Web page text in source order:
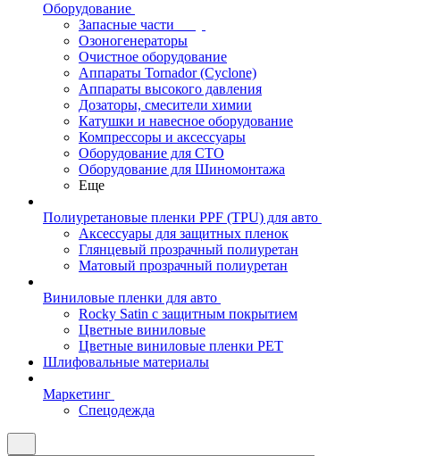
Оборудование
Запасные части
Озоногенераторы
Очистное оборудование
Аппараты Tornador (Cyclone)
Аппараты высокого давления
Дозаторы, смесители химии
Катушки и навесное оборудование
Компрессоры и аксессуары
Оборудование для СТО
Оборудование для Шиномонтажа
Еще
Полиуретановые пленки PPF (TPU) для авто
Аксессуары для защитных пленок
Глянцевый прозрачный полиуретан
Матовый прозрачный полиуретан
Виниловые пленки для авто
Rocky Satin с защитным покрытием
Цветные виниловые
Цветные виниловые пленки PET
Шлифовальные материалы
Маркетинг
Спецодежда